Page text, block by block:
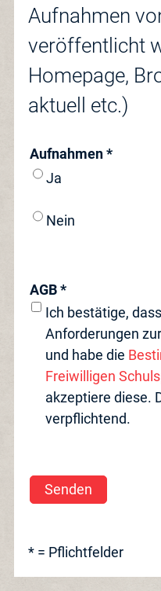
Aufnahmen
veröffentlicht
Homepage,
aktuell etc.)
Aufnahmen *
Ja
Nein
AGB *
Ich bestätige,
Anforderungen
und habe die
Freiwilligen
akzeptiere diese.
verpflichtend.
Senden
* = Pflichtfelder